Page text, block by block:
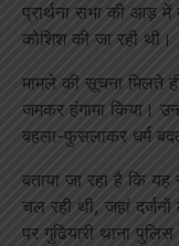
प्रार्थना सभा की आड़
कोशिश की जा रही थी।
मामले की सूचना मिलते
जमकर हंगामा किया।
बहला-फुसलाकर धर्म
बताया जा रहा है कि
चल रही थी, जहां
पर गुढियारी थाना